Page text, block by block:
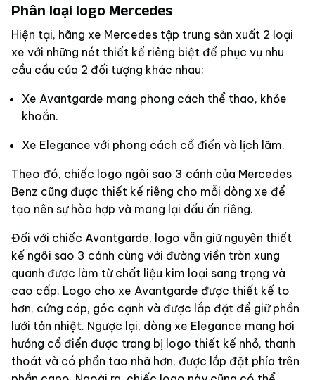
Phân loại logo Mercedes
Hiện tại, hãng xe Mercedes tập trung sản xuất 2 loại
xe với những nét thiết kế riêng biệt để phục vụ nhu
cầu cầu của 2 đối tượng khác nhau:
Xe Avantgarde mang phong cách thể thao, khỏe
khoắn.
Xe Elegance với phong cách cổ điển và lịch lãm.
Theo đó, chiếc logo ngôi sao 3 cánh của Mercedes
Benz cũng được thiết kế riêng cho mỗi dòng xe để
tạo nên sự hòa hợp và mang lại dấu ấn riêng.
Đối với chiếc Avantgarde, logo vẫn giữ nguyên thiết
kế ngôi sao 3 cánh cùng với đường viền tròn xung
quanh được làm từ chất liệu kim loại sang trọng và
cao cấp. Logo cho xe Avantgarde được thiết kế to
hơn, cứng cáp, góc cạnh và được lắp đặt để giữ phần
lưới tản nhiệt. Ngược lại, dòng xe Elegance mang hơi
hướng cổ điển được trang bị logo thiết kế nhỏ, thanh
thoát và có phần tao nhã hơn, được lắp đặt phía trên